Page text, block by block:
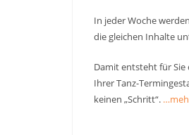
In jeder Woche
die gleichen Inhalte
Damit entsteht für
Ihrer Tanz-
keinen „Schritt“.